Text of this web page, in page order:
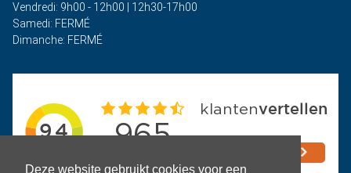
Deze website gebruikt cookies voor een
Vendredi: 9h00 - 12h00 | 12h30-17h00
Samedi: FERMÉ
Dimanche: FERMÉ